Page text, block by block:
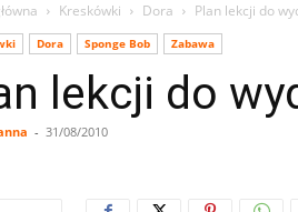
Kreskówki Dora Plan lekcji do
Dora Sponge Bob Zabawa
lekcji do
- 31/08/2010